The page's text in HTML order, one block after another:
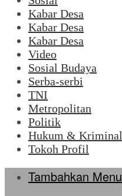
Kabar Desa
Kabar Desa
Kabar Desa
Video
Sosial Budaya
Serba-serbi
TNI
Metropolitan
Politik
Hukum & Kriminal
Tokoh Profil
Tambahkan Menu